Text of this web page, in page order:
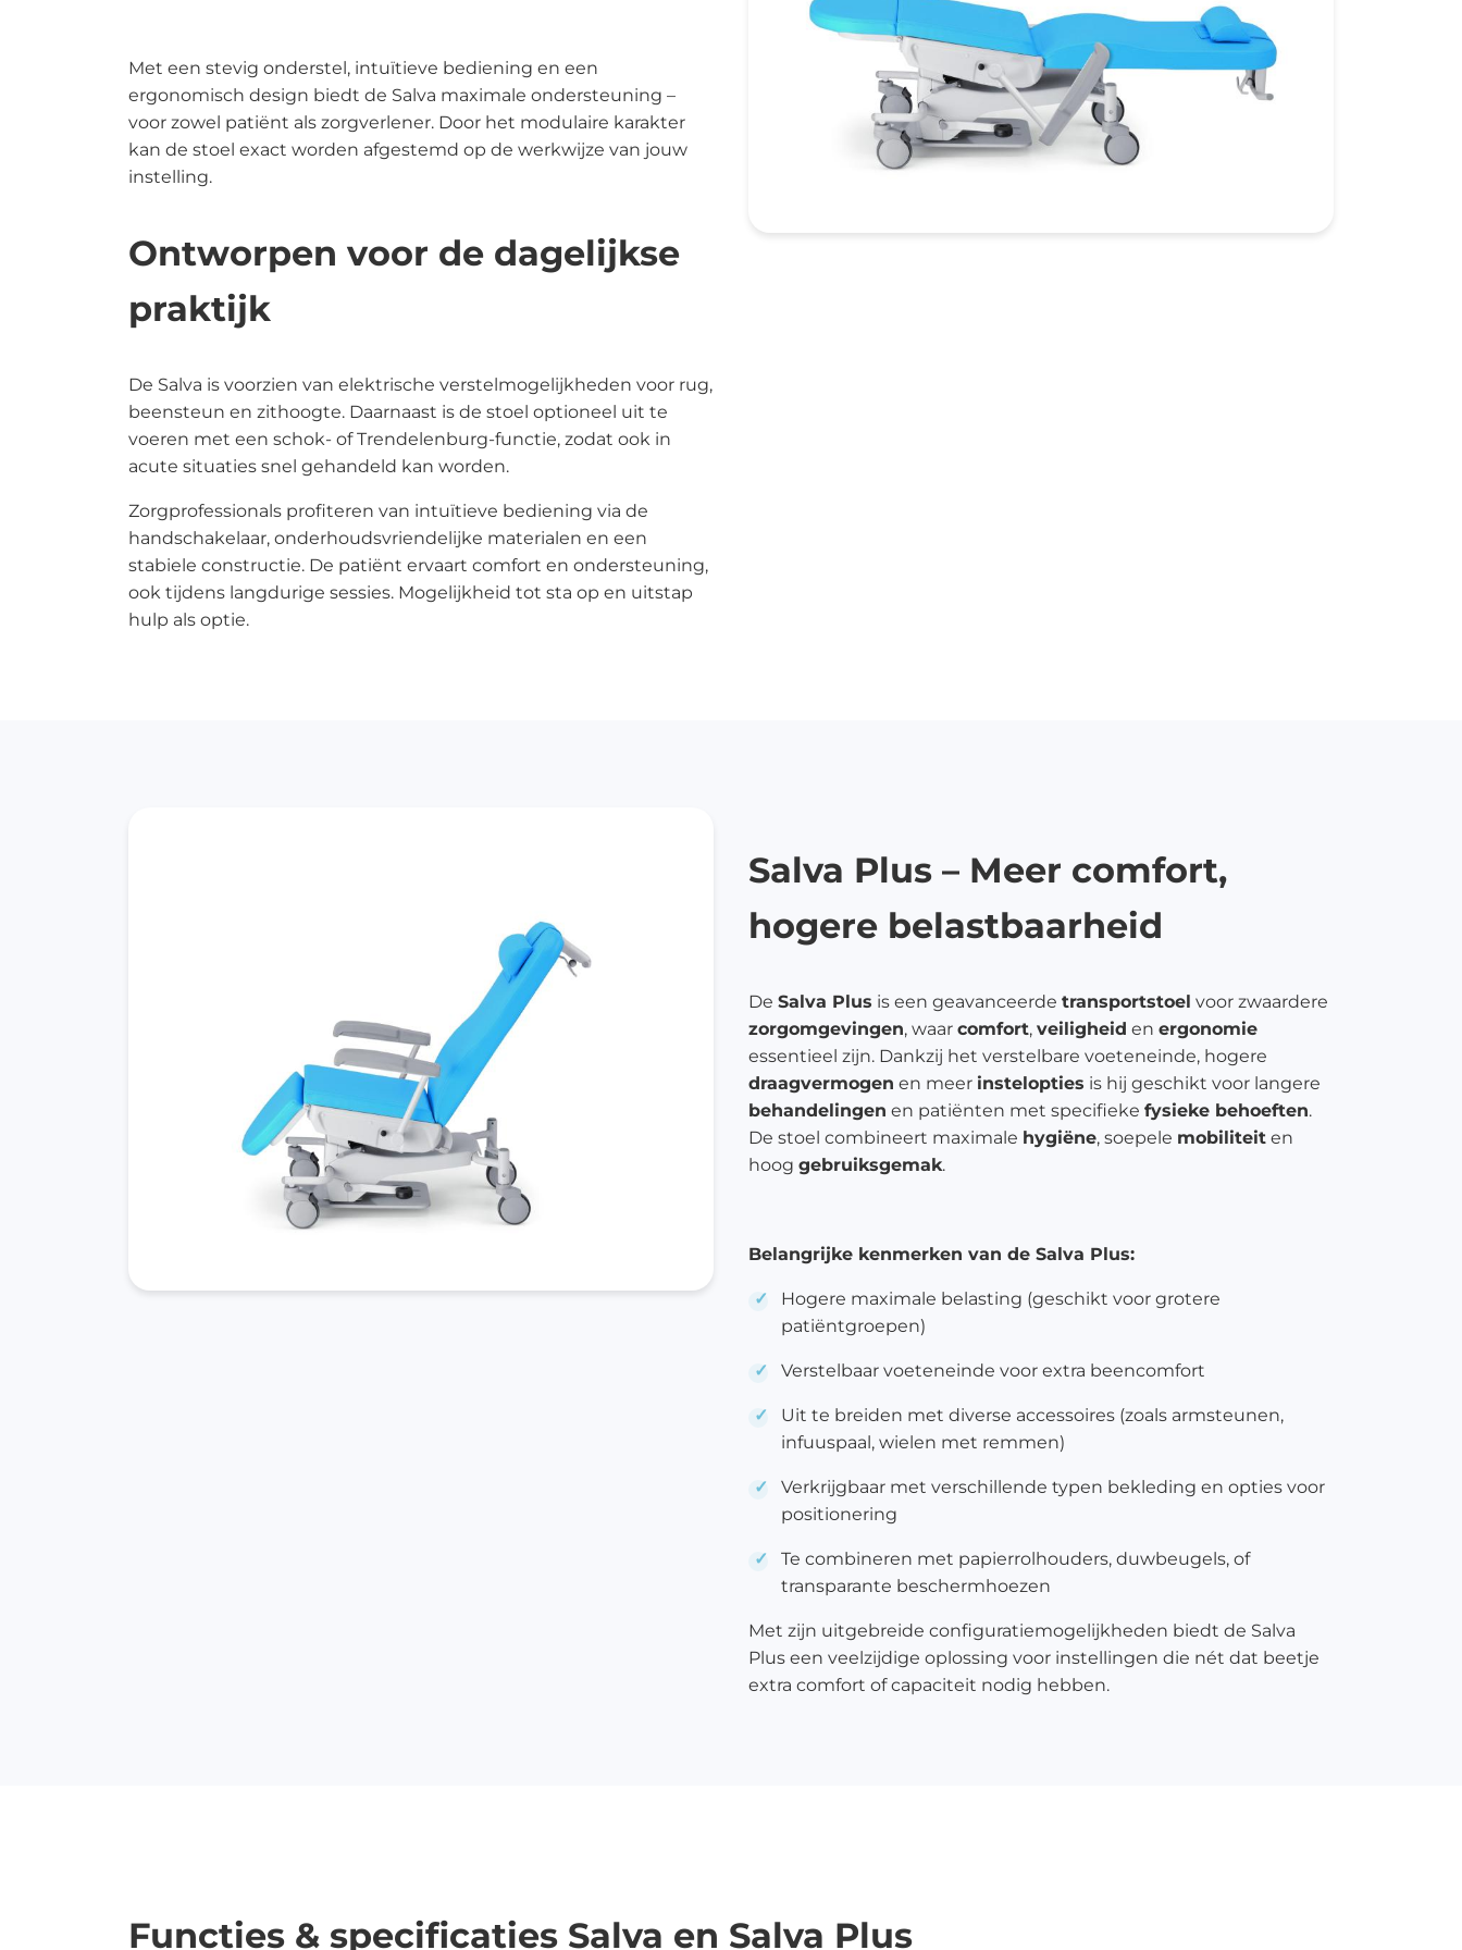
zitoplossingen
Stretchers en brancards
Wagens en trolleys
Afvalverzameling
Privacy schermen en
afscheidingswanden
Sterilisators
Wasverzameling
Voedingswagens
Met een stevig onderstel, intuïtieve bediening en een
ergonomisch design biedt de Salva maximale ondersteuning –
voor zowel patiënt als zorgverlener. Door het modulaire karakter
kan de stoel exact worden afgestemd op de werkwijze van jouw
instelling.
Ontworpen voor de dagelijkse
praktijk
De Salva is voorzien van elektrische verstelmogelijkheden voor rug,
beensteun en zithoogte. Daarnaast is de stoel optioneel uit te
voeren met een schok- of Trendelenburg-functie, zodat ook in
acute situaties snel gehandeld kan worden.
Zorgprofessionals profiteren van intuïtieve bediening via de
handschakelaar, onderhoudsvriendelijke materialen en een
stabiele constructie. De patiënt ervaart comfort en ondersteuning,
ook tijdens langdurige sessies. Mogelijkheid tot sta op en uitstap
hulp als optie.
Salva Plus – Meer comfort,
hogere belastbaarheid
De Salva Plus is een geavanceerde transportstoel voor zwaardere
zorgomgevingen, waar comfort, veiligheid en ergonomie
essentieel zijn. Dankzij het verstelbare voeteneinde, hogere
draagvermogen en meer instelopties is hij geschikt voor langere
behandelingen en patiënten met specifieke fysieke behoeften.
De stoel combineert maximale hygiëne, soepele mobiliteit en
hoog gebruiksgemak.
Belangrijke kenmerken van de Salva Plus:
Hogere maximale belasting (geschikt voor grotere
patiëntgroepen)
Verstelbaar voeteneinde voor extra beencomfort
Uit te breiden met diverse accessoires (zoals armsteunen,
infuuspaal, wielen met remmen)
Verkrijgbaar met verschillende typen bekleding en opties voor
positionering
Te combineren met papierrolhouders, duwbeugels, of
transparante beschermhoezen
Met zijn uitgebreide configuratiemogelijkheden biedt de Salva
Plus een veelzijdige oplossing voor instellingen die nét dat beetje
extra comfort of capaciteit nodig hebben.
Functies & specificaties Salva en Salva Plus